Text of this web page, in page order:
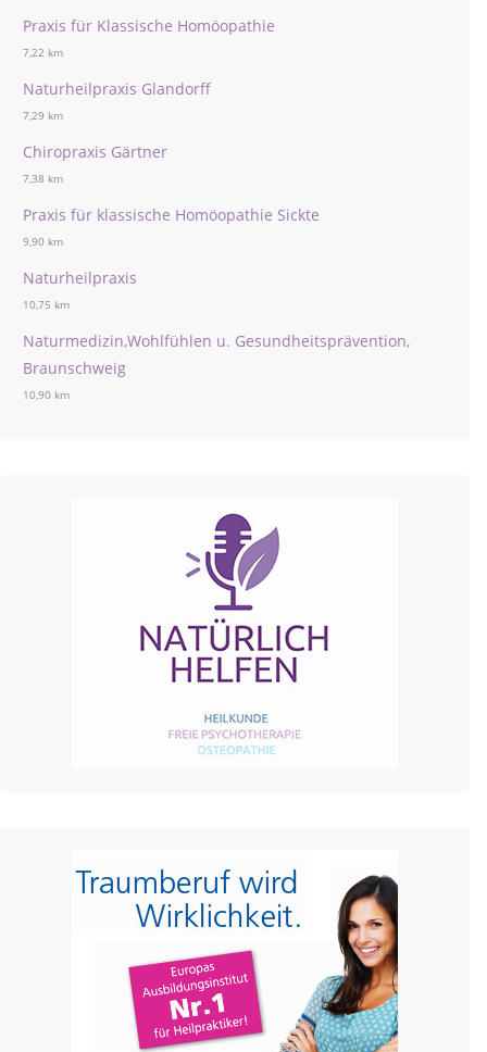
Praxis für Klassische Homöopathie
7,22 km
Naturheilpraxis Glandorff
7,29 km
Chiropraxis Gärtner
7,38 km
Praxis für klassische Homöopathie Sickte
9,90 km
Naturheilpraxis
10,75 km
Naturmedizin,Wohlfühlen u. Gesundheitsprävention,
Braunschweig
10,90 km